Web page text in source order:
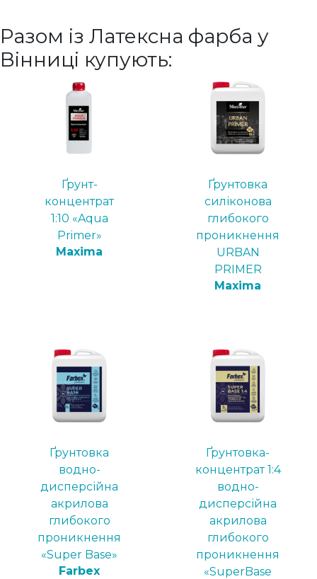
Разом із Латексна фарба у
Вінниці купують:
Ґрунт-
концентрат
1:10 «Aqua
Primer»
Maxima
Ґрунтовка
силіконова
глибокого
проникнення
URBAN
PRIMER
Maxima
Ґрунтовка
водно-
дисперсійна
акрилова
глибокого
проникнення
«Super Base»
Farbex
Ґрунтовка-
концентрат 1:4
водно-
дисперсійна
акрилова
глибокого
проникнення
«SuperBase